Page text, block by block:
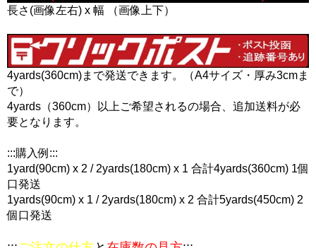
長さ(画像左右) x 幅 （画像上下）
4yards(360cm)まで発送できます。（A4サイズ・厚み3cmま
で）
4yards（360cm）以上ご希望されるの場合、追加送料が必
要となります。
:::購入例:::
1yard(90cm) x 2 / 2yards(180cm) x 1 合計4yards(360cm) 1個
口発送
1yards(90cm) x 1 / 2yards(180cm) x 2 合計5yards(450cm) 2
個口発送